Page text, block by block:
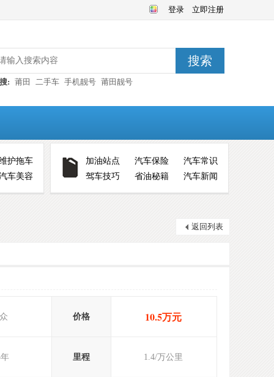
登录 立即注册
搜索
: 莆田 二手车 手机靓号 莆田靓号
护拖车
车美容
加油站点 汽车保险
汽车常识
驾车技巧
省油秘籍 汽车新闻
返回列表
价格 10.5万元
里程 1.4/万公里